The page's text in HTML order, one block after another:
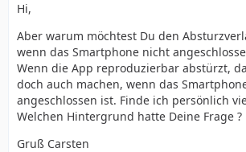
Hi,
Aber warum möchtest Du den
wenn das Smartphone nicht
Wenn die App reproduzierbar abstürzt,
doch auch machen, wenn das
angeschlossen ist. Finde ich persönlich
Welchen Hintergrund hatte Deine Frage ?
Gruß Carsten